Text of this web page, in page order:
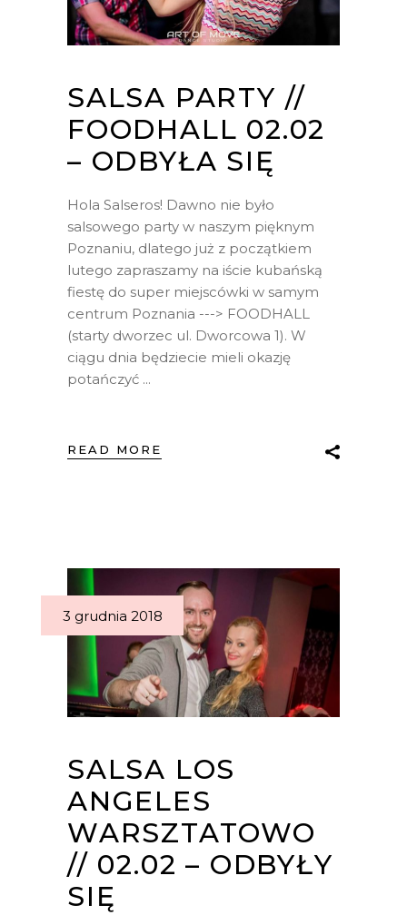
SALSA PARTY //
FOODHALL 02.02
– ODBYŁA SIĘ
Hola Salseros! Dawno nie było
salsowego party w naszym pięknym
Poznaniu, dlatego już z początkiem
lutego zapraszamy na iście kubańską
fiestę do super miejscówki w samym
centrum Poznania ---> FOODHALL
(starty dworzec ul. Dworcowa 1). W
ciągu dnia będziecie mieli okazję
potańczyć
READ MORE
3 grudnia 2018
SALSA LOS
ANGELES
WARSZTATOWO
// 02.02 – ODBYŁY
SIĘ